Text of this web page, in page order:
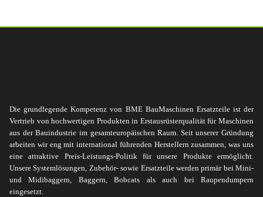
Die grundlegende Kompetenz von BME BauMaschinen Ersatzteile ist der
Vertrieb von hochwertigen Produkten in Erstausrüsterqualität für Maschinen
aus der Bauindustrie im gesamteuropäischen Raum. Seit unserer Gründung
arbeiten wir eng mit international führenden Herstellern zusammen, was uns
eine attraktive Preis-Leistungs-Politik für unsere Produkte ermöglicht.
Unsere Systemlösungen, Zubehör- sowie Ersatzteile werden primär bei Mini-
und Midibaggern, Baggern, Bobcats als auch bei Raupendumpern
eingesetzt.